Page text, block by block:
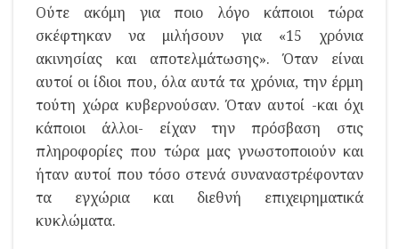
Ούτε ακόμη για ποιο λόγο κάποιοι τώρα
σκέφτηκαν να μιλήσουν για «15 χρόνια
ακινησίας και αποτελμάτωσης». Όταν είναι
αυτοί οι ίδιοι που, όλα αυτά τα χρόνια, την έρμη
τούτη χώρα κυβερνούσαν. Όταν αυτοί -και όχι
κάποιοι άλλοι- είχαν την πρόσβαση στις
πληροφορίες που τώρα μας γνωστοποιούν και
ήταν αυτοί που τόσο στενά συναναστρέφονταν
τα εγχώρια και διεθνή επιχειρηματικά
κυκλώματα.